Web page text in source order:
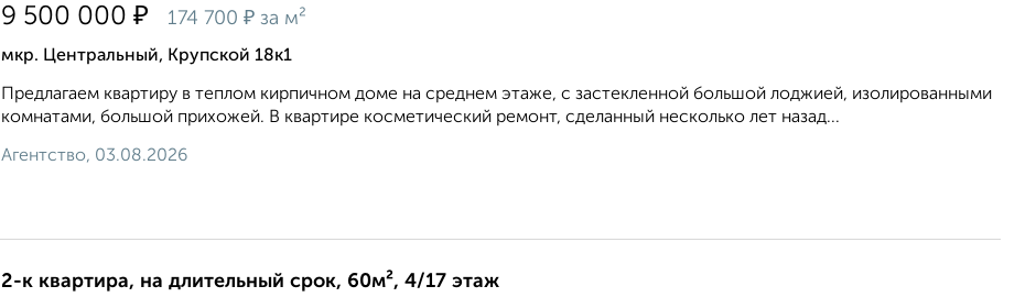
9 500 000 ₽ 174 700 ₽ за м²
мкр. Центральный, Крупской 18к1
Предлагаем квартиру в теплом кирпичном доме на среднем этаже, с застекленной большой лоджией, изолированными
комнатами, большой прихожей. В квартире косметический ремонт, сделанный несколько лет назад...
Агентство, 03.08.2026
2-к квартира, на длительный срок, 60м², 4/17 этаж